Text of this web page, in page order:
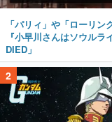
「パリィ」や「ローリ
『小早川さんはソウル
DIED」
2